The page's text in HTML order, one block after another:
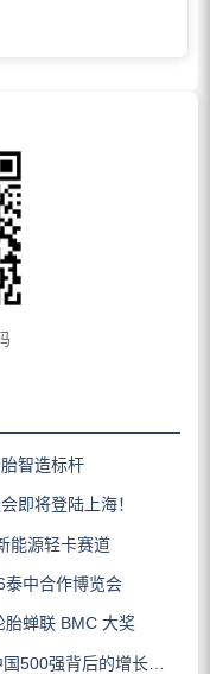
智造标杆
即将登陆上海！
能源轻卡赛道
泰中合作博览会
胎蝉联 BMC 大奖
强背后的增长逻辑